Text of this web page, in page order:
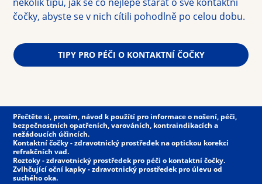
čočky, abyste se v nich cítili pohodlně po celou dobu.
TIPY PRO PÉČI O KONTAKTNÍ ČOČKY
Přečtěte si, prosím, návod k použítí pro informace o nošení, péči,
bezpečnostních opatřeních, varováních, kontraindikacích a
nežádoucích účincích.
Kontaktní čočky - zdravotnický prostředek na optickou korekci
refrakčních vad.
Roztoky - zdravotnický prostředek pro péči o kontaktní čočky.
Zvlhčující oční kapky - zdravotnický prostředek pro úlevu od
suchého oka.